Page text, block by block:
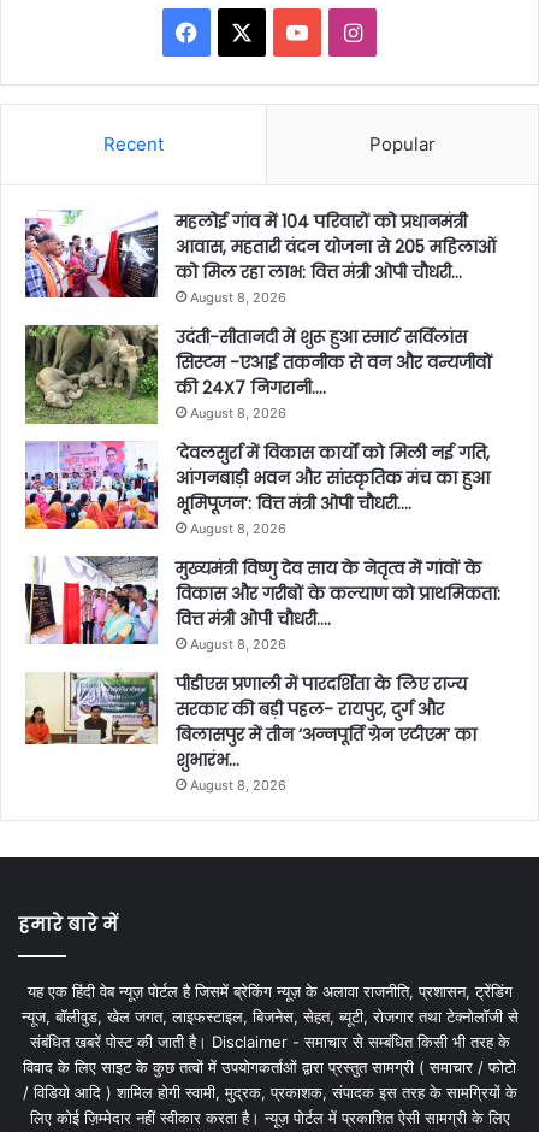
Facebook YouTubeInstagram
Recent Popular
महलोई गांव में 104 परिवारों को प्रधानमंत्री
आवास, महतारी वंदन योजना से 205 महिलाओं
को मिल रहा लाभ: वित्त मंत्री ओपी चौधरी…
August 8, 2026
उदंती-सीतानदी में शुरू हुआ स्मार्ट सर्विलांस
सिस्टम -एआई तकनीक से वन और वन्यजीवों
की 24X7 निगरानी….
August 8, 2026
’देवलसुर्रा में विकास कार्यों को मिली नई गति,
आंगनबाड़ी भवन और सांस्कृतिक मंच का हुआ
भूमिपूजन’: वित्त मंत्री ओपी चौधरी….
August 8, 2026
मुख्यमंत्री विष्णु देव साय के नेतृत्व में गांवों के
विकास और गरीबों के कल्याण को प्राथमिकता:
वित्त मंत्री ओपी चौधरी….
August 8, 2026
पीडीएस प्रणाली में पारदर्शिता के लिए राज्य
सरकार की बड़ी पहल- रायपुर, दुर्ग और
बिलासपुर में तीन ‘अन्नपूर्ति ग्रेन एटीएम‘ का
शुभारंभ…
August 8, 2026
हमारे बारे में
यह एक हिंदी वेब न्यूज़ पोर्टल है जिसमें ब्रेकिंग न्यूज़ के अलावा राजनीति, प्रशासन, ट्रेंडिंग
न्यूज, बॉलीवुड, खेल जगत, लाइफस्टाइल, बिजनेस, सेहत, ब्यूटी, रोजगार तथा टेक्नोलॉजी से
संबंधित खबरें पोस्ट की जाती है। Disclaimer - समाचार से सम्बंधित किसी भी तरह के
विवाद के लिए साइट के कुछ तत्वों में उपयोगकर्ताओं द्वारा प्रस्तुत सामग्री ( समाचार / फोटो
/ विडियो आदि ) शामिल होगी स्वामी, मुद्रक, प्रकाशक, संपादक इस तरह के सामग्रियों के
लिए कोई ज़िम्मेदार नहीं स्वीकार करता है। न्यूज़ पोर्टल में प्रकाशित ऐसी सामग्री के लिए